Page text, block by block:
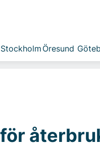
Stockholm Öresund